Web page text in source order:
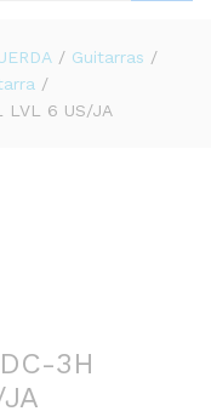
/ Guitarras /
/
LVL 6 US/JA
3H